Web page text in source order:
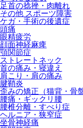
足首の捻挫・肉離れ
その他 スポーツ障害
ケガ・手術の後遺症
頭痛
眼精疲労
顔面神経麻痺
顎関節症
ストレートネック
首の痛み・寝違え
肩こり・肩の痛み
腱鞘炎
歪みの矯正（猫背・骨
腰痛・ギックリ腰
腰椎分離・すべり症
ヘルニア・狭窄症
坐骨神経痛